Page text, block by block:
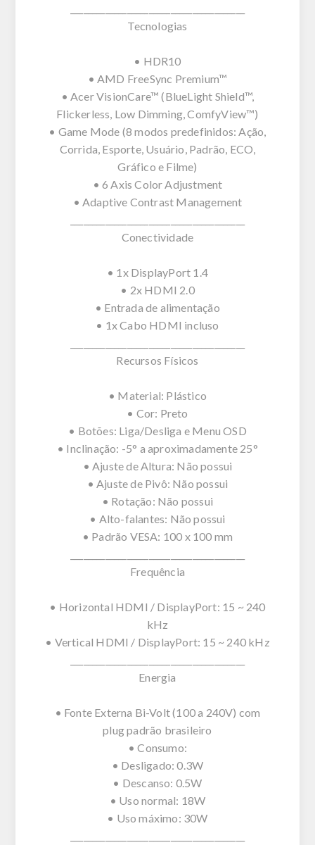
Tecnologias
• HDR10
• AMD FreeSync Premium™
• Acer VisionCare™ (BlueLight Shield™,
Flickerless, Low Dimming, ComfyView™)
• Game Mode (8 modos predefinidos: Ação,
Corrida, Esporte, Usuário, Padrão, ECO,
Gráfico e Filme)
• 6 Axis Color Adjustment
• Adaptive Contrast Management
Conectividade
• 1x DisplayPort 1.4
• 2x HDMI 2.0
• Entrada de alimentação
• 1x Cabo HDMI incluso
Recursos Físicos
• Material: Plástico
• Cor: Preto
• Botões: Liga/Desliga e Menu OSD
• Inclinação: -5° a aproximadamente 25°
• Ajuste de Altura: Não possui
• Ajuste de Pivô: Não possui
• Rotação: Não possui
• Alto-falantes: Não possui
• Padrão VESA: 100 x 100 mm
Frequência
• Horizontal HDMI / DisplayPort: 15 ~ 240
kHz
• Vertical HDMI / DisplayPort: 15 ~ 240 kHz
Energia
• Fonte Externa Bi-Volt (100 a 240V) com
plug padrão brasileiro
• Consumo:
• Desligado: 0.3W
• Descanso: 0.5W
• Uso normal: 18W
• Uso máximo: 30W